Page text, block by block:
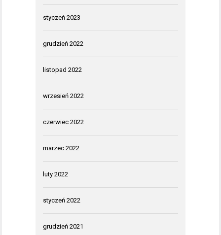
styczeń 2023
grudzień 2022
listopad 2022
wrzesień 2022
czerwiec 2022
marzec 2022
luty 2022
styczeń 2022
grudzień 2021